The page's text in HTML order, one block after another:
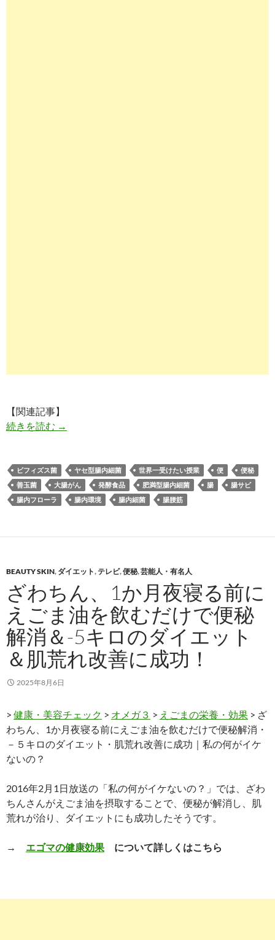
【関連記事】
続きを読む やせない原因は腸にあった！？やせ型腸内細菌
→
ビフィズス菌 ヤセ型腸内細菌 世界一受けたい授業 便
便秘
善玉菌
大腸がん 発酵食品 肥満型腸内細菌 腸
腸サビ
腸内フローラ
腸内環境 腸内細菌 腸腰筋
BEAUTY SKIN, ダイエット,テレビ,便秘,芸能人・有名人
ざわちん、1か月夜寝る前に
えごま油を飲むだけで便秘
解消＆-5キロのダイエット
＆肌荒れ改善に成功！
2025年8月6日
> 健康・美容チェック > オメガ３ > えごまの栄養・効果 > ざ
わちん、1か月夜寝る前にえごま油を飲むだけで便秘解消・
－５キロのダイエット・肌荒れ改善に成功｜私の何がイケ
ないの？
2016年2月1日放送の「私の何がイケないの？」では、ざわ
ちんさんがえごま油を摂取することで、便秘が解消し、肌
荒れが治り、ダイエットにも成功したそうです。
→ エゴマの健康効果 について詳しくはこちら